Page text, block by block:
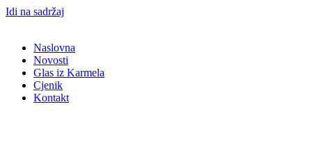
Idi na sadržaj
Naslovna
Novosti
Glas iz Karmela
Cjenik
Kontakt